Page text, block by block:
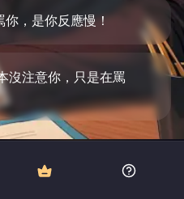
你，是你反應慢！
沒注意你，只是在罵